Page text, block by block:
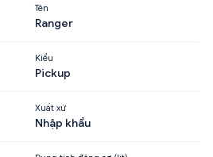
Tên
Ranger
Kiểu
Pickup
Xuất xứ
Nhập khẩu